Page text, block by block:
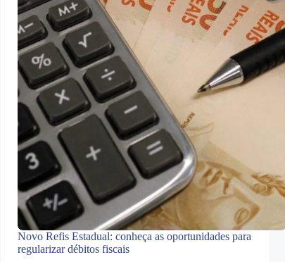
Novo Refis Estadual: conheça as oportunidades para
regularizar débitos fiscais